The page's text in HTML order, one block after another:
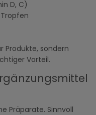
D, C)
Produkte, sondern
Vorteil.
Präparate. Sinnvoll